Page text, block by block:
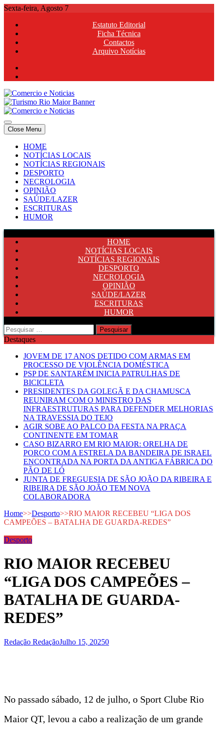
Skip
content
Sexta-feira, Agosto 7
Estatuto Editorial
Ficha Técnica
Contactos
Arquivo Notícias
Comercio e Noticias
Notícias e Publicidade Online
Comercio e Noticias
Notícias e Publicidade Online
Close Menu
HOME
NOTÍCIAS LOCAIS
NOTÍCIAS REGIONAIS
DESPORTO
NECROLOGIA
OPINIÃO
SAÚDE/LAZER
ESCRITURAS
HUMOR
HOME
NOTÍCIAS LOCAIS
NOTÍCIAS REGIONAIS
DESPORTO
NECROLOGIA
OPINIÃO
SAÚDE/LAZER
ESCRITURAS
HUMOR
Pesquisar
por:
Destaques
JOVEM DE 17 ANOS DETIDO COM ARMAS EM
PROCESSO DE VIOLÊNCIA DOMÉSTICA
PSP DE SANTARÉM INICIA PATRULHAS DE
BICICLETA
PRESIDENTES DA GOLEGÃ E DA CHAMUSCA
REUNIRAM COM O MINISTRO DAS
INFRAESTRUTURAS PARA DEFENDER MELHORIAS
NA TRAVESSIA DO TEJO
AGIR SOBE AO PALCO DA FESTA NA PRAÇA
CONTINENTE EM TOMAR
CASO BIZARRO EM RIO MAIOR: ORELHA DE
PORCO COM A ESTRELA DA BANDEIRA DE ISRAEL
ENCONTRADA NA PORTA DA ANTIGA FÁBRICA DO
PÃO DE LÓ
JUNTA DE FREGUESIA DE SÃO JOÃO DA RIBEIRA E
RIBEIRA DE SÃO JOÃO TEM NOVA
COLABORADORA
Home>>Desporto>>RIO MAIOR RECEBEU “LIGA DOS
CAMPEÕES – BATALHA DE GUARDA-REDES”
Desporto
RIO MAIOR RECEBEU
“LIGA DOS CAMPEÕES –
BATALHA DE GUARDA-
REDES”
Redação RedaçãoJulho 15, 20250
No passado sábado, 12 de julho, o Sport Clube Rio
Maior QT, levou a cabo a realização de um grande